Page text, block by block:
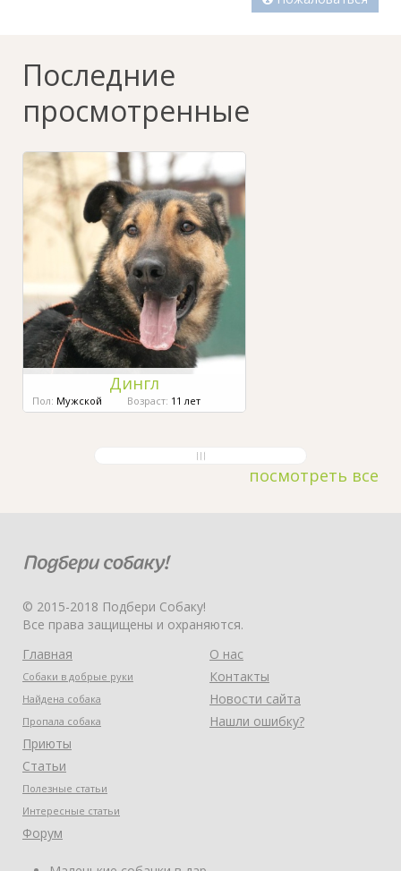
Последние
просмотренные
Дингл
Пол: Мужской Возраст: 11 лет
посмотреть все
© 2015-2018 Подбери Собаку!
Все права защищены и охраняются.
Главная
Собаки в добрые руки
Найдена собака
Пропала собака
Приюты
Статьи
Полезные статьи
Интересные статьи
Форум
О нас
Контакты
Новости сайта
Нашли ошибку?